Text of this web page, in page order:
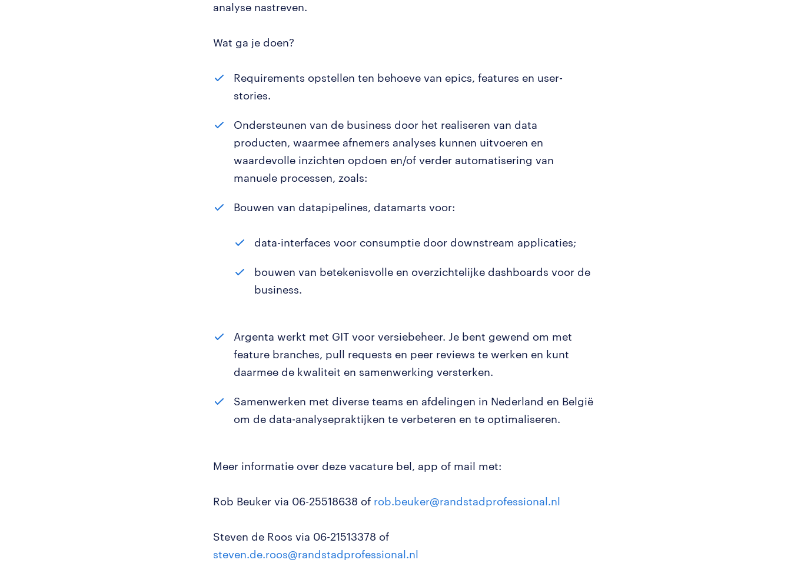
analyse nastreven.
Wat ga je doen?
Requirements opstellen ten behoeve van epics, features en user-
stories.
Ondersteunen van de business door het realiseren van data
producten, waarmee afnemers analyses kunnen uitvoeren en
waardevolle inzichten opdoen en/of verder automatisering van
manuele processen, zoals:
Bouwen van datapipelines, datamarts voor:
data-interfaces voor consumptie door downstream applicaties;
bouwen van betekenisvolle en overzichtelijke dashboards voor de
business.
Argenta werkt met GIT voor versiebeheer. Je bent gewend om met
feature branches, pull requests en peer reviews te werken en kunt
daarmee de kwaliteit en samenwerking versterken.
Samenwerken met diverse teams en afdelingen in Nederland en België
om de data-analysepraktijken te verbeteren en te optimaliseren.
Meer informatie over deze vacature bel, app of mail met:
Rob Beuker via 06-25518638 of rob.beuker@randstadprofessional.nl
Steven de Roos via 06-21513378 of
steven.de.roos@randstadprofessional.nl